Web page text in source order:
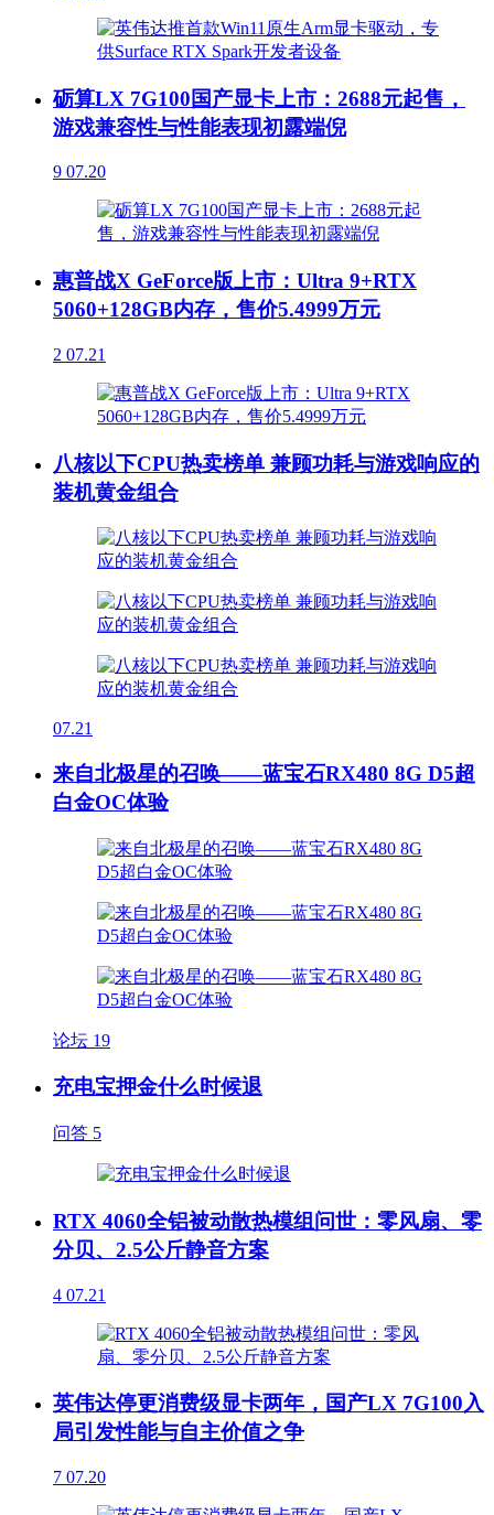
砺算LX 7G100国产显卡上市：2688元起售，
游戏兼容性与性能表现初露端倪
9 07.20
惠普战X GeForce版上市：Ultra 9+RTX
5060+128GB内存，售价5.4999万元
2 07.21
八核以下CPU热卖榜单 兼顾功耗与游戏响应的
装机黄金组合
07.21
来自北极星的召唤——蓝宝石RX480 8G D5超
白金OC体验
论坛 19
充电宝押金什么时候退
问答 5
RTX 4060全铝被动散热模组问世：零风扇、零
分贝、2.5公斤静音方案
4 07.21
英伟达停更消费级显卡两年，国产LX 7G100入
局引发性能与自主价值之争
7 07.20